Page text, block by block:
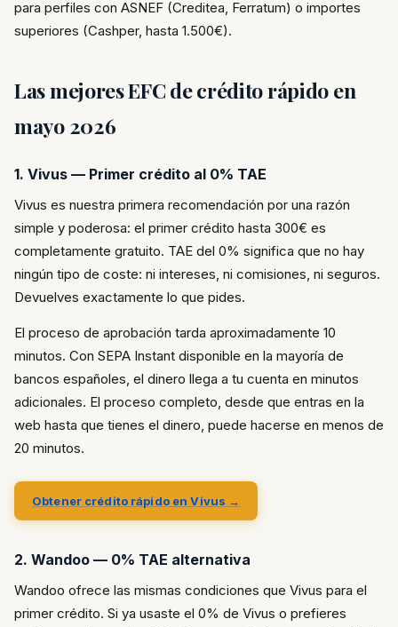
para perfiles con ASNEF (Creditea, Ferratum) o importes
superiores (Cashper, hasta 1.500€).
Las mejores EFC de crédito rápido en
mayo 2026
1. Vivus — Primer crédito al 0% TAE
Vivus es nuestra primera recomendación por una razón
simple y poderosa: el primer crédito hasta 300€ es
completamente gratuito. TAE del 0% significa que no hay
ningún tipo de coste: ni intereses, ni comisiones, ni seguros.
Devuelves exactamente lo que pides.
El proceso de aprobación tarda aproximadamente 10
minutos. Con SEPA Instant disponible en la mayoría de
bancos españoles, el dinero llega a tu cuenta en minutos
adicionales. El proceso completo, desde que entras en la
web hasta que tienes el dinero, puede hacerse en menos de
20 minutos.
Obtener crédito rápido en Vivus →
2. Wandoo — 0% TAE alternativa
Wandoo ofrece las mismas condiciones que Vivus para el
primer crédito. Si ya usaste el 0% de Vivus o prefieres